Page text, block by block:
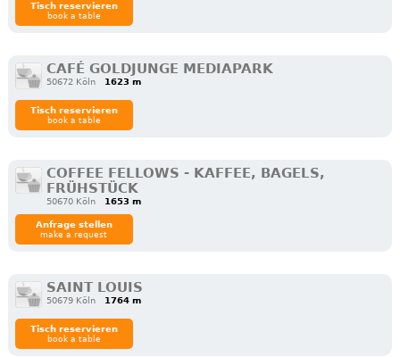
Tisch reservieren
book a table
CAFÉ GOLDJUNGE MEDIAPARK
50672 Köln 1623 m
Tisch reservieren
book a table
COFFEE FELLOWS - KAFFEE, BAGELS,
FRÜHSTÜCK
50670 Köln 1653 m
Anfrage stellen
make a request
SAINT LOUIS
50679 Köln 1764 m
Tisch reservieren
book a table